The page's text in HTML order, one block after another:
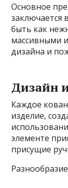
Основное
заключается
быть как
массивными
дизайна и
Дизайн
Каждое
изделие,
элементе
присущие